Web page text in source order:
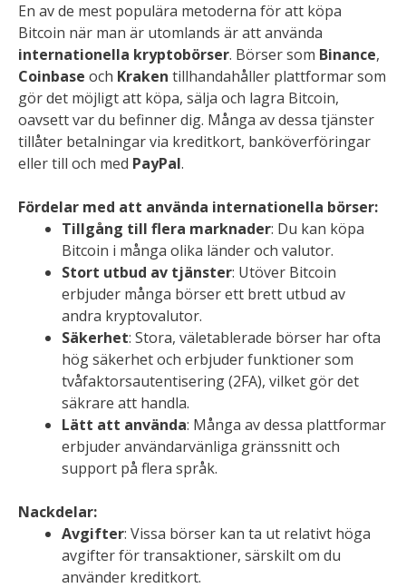
En av de mest populära metoderna för att köpa
Bitcoin när man är utomlands är att använda
internationella kryptobörser. Börser som Binance,
Coinbase och Kraken tillhandahåller plattformar som
gör det möjligt att köpa, sälja och lagra Bitcoin,
oavsett var du befinner dig. Många av dessa tjänster
tillåter betalningar via kreditkort, banköverföringar
eller till och med PayPal.
Fördelar med att använda internationella börser:
Tillgång till flera marknader: Du kan köpa
Bitcoin i många olika länder och valutor.
Stort utbud av tjänster: Utöver Bitcoin
erbjuder många börser ett brett utbud av
andra kryptovalutor.
Säkerhet: Stora, väletablerade börser har ofta
hög säkerhet och erbjuder funktioner som
tvåfaktorsautentisering (2FA), vilket gör det
säkrare att handla.
Lätt att använda: Många av dessa plattformar
erbjuder användarvänliga gränssnitt och
support på flera språk.
Nackdelar:
Avgifter: Vissa börser kan ta ut relativt höga
avgifter för transaktioner, särskilt om du
använder kreditkort.